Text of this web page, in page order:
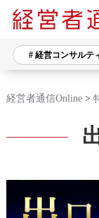
# 経営コンサルテ
経営者通信Online>